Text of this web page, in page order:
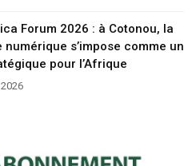
Forum 2026 : à Cotonou, la
numérique s’impose comme un
pour l’Afrique